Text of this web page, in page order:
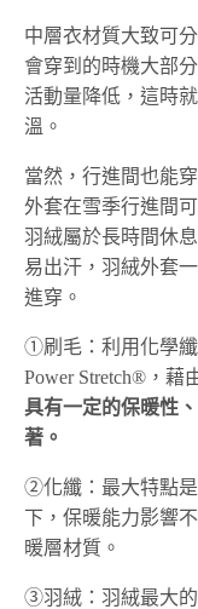
中層衣材質大致可
會穿到的時機大部
活動量降低，這時
溫。
當然，行進間也能
外套在雪季行進間
羽絨屬於長時間休
易出汗，羽絨外套
進穿。
①刷毛：利用化學纖
Power Stretch®，藉
具有一定的保暖性
著。
②化纖：最大特點
下，保暖能力影響
暖層材質。
③羽絨：羽絨最大